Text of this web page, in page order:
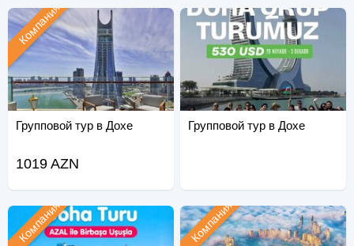
Групповой тур в Дохе
Компания
1019 AZN
Групповой тур в Дохе
Компания Компания